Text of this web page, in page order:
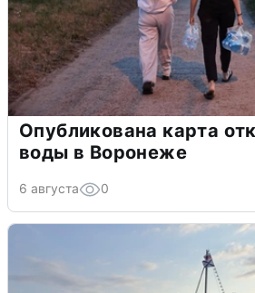
Опубликована карта
воды в Воронеже
6 августа 0